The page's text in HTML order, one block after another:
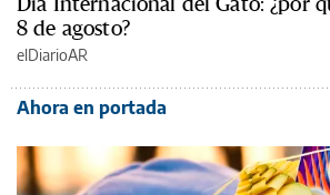
8 de agosto?
elDiarioAR
Ahora en portada